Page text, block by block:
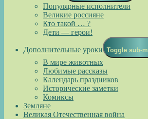
Популярные исполнители
Великие россияне
Кто такой … ?
Дети — герои!
Дополнительные уроки Toggle sub-
В мире животных
Любимые рассказы
Календарь праздников
Исторические заметки
Комиксы
Земляне
Великая Отечественная война